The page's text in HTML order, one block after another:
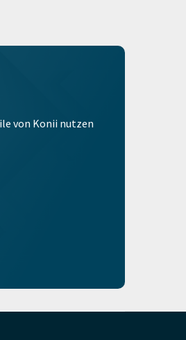
von Konii nutzen